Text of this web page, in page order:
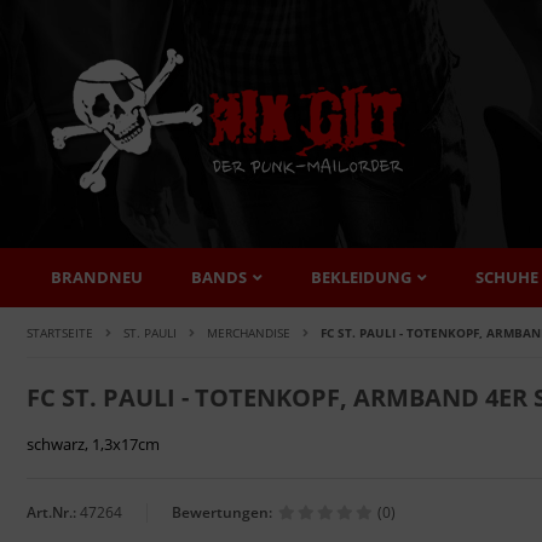
BRANDNEU BANDS BEKLEIDUNG SCHUHE
STARTSEITE ST. PAULI MERCHANDISE FC ST. PAULI - TOTENKOPF,
FC ST. PAULI - TOTENKOPF, ARMBAND 4ER
schwarz, 1,3x17cm
Art.Nr.: 47264 Bewertungen: (0)